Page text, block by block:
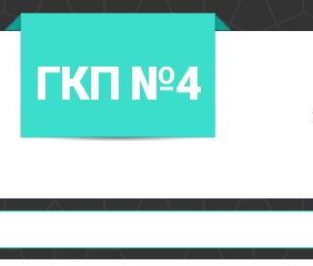
ГКП №4